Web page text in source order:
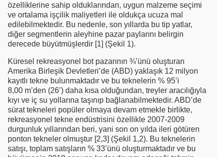
özelliklerine sahip olduklarından, uygun malzeme seçimi
ve ortalama işçilik maliyetleri ile oldukça ucuza mal
edilebilmektedir. Bu nedenle, son yıllarda bu tip yatlar,
diğer segmentlerin aleyhine pazar paylarını belirgin
derecede büyütmüşlerdir [1] (Şekil 1).
Küresel rekreasyonel bot pazarının ¾’ünü oluşturan
Amerika Birleşik Devletleri’de (ABD) yaklaşık 12 milyon
kayıtlı tekne bulunmaktadır ve bu teknelerin % 95’i
8,00 m’den (26’) daha kısa olduğundan, treyler aracılığıyla
kıyı ve iç su yollarına taşınıp bağlanabilmektedir. ABD’de
sürat tekneleri popüler olmaya devam etmekle birlikte,
rekreasyonel tekne endüstrisini özellikle 2007-2009
durgunluk yıllarından beri, yani son on yılda ileri götüren
ponton tekneler olmuştur [2,3] (Şekil 1,2). Bu teknelerin
satışı, toplam satışların % 33’ünü oluşturmaktadır ve bu